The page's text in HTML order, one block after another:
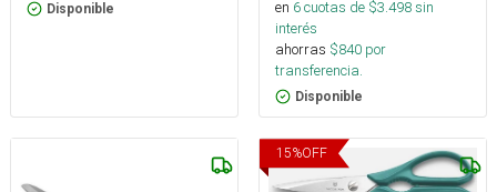
Disponible en 6cuotas de $3.498sin
interés
ahorras $840 por
transferencia.
Disponible
15%OFF